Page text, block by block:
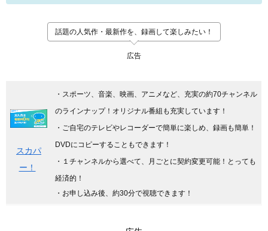
話題の人気作・最新作を、録画して楽しみたい！
広告
スカパ
ー！
・スポーツ、音楽、映画、アニメなど、充実の約70チャンネル
のラインナップ！オリジナル番組も充実しています ！
・ご自宅のテレビやレコーダーで簡単に楽しめ、録画も簡単！
DVDにコピーすることもできます！
・１チャンネルから選べて、月ごとに契約変更可能！とっても
経済的！
・お申し込み後、約30分で視聴できます！